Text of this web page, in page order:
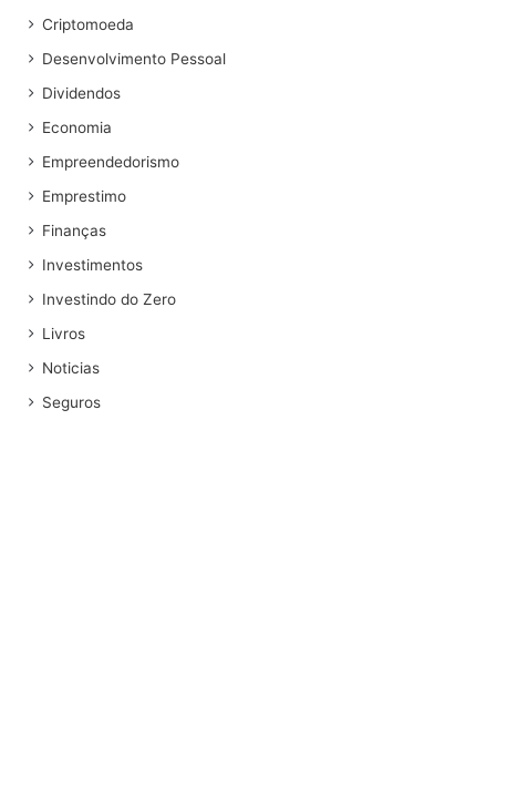
Criptomoeda
Desenvolvimento Pessoal
Dividendos
Economia
Empreendedorismo
Emprestimo
Finanças
Investimentos
Investindo do Zero
Livros
Noticias
Seguros